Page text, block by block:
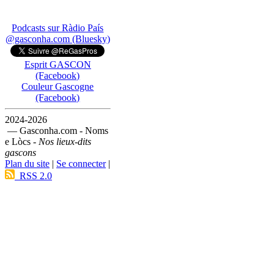
Podcasts sur Ràdio País
@gasconha.com (Bluesky)
Esprit GASCON
(Facebook)
Couleur Gascogne
(Facebook)
2024-2026
— Gasconha.com - Noms
e Lòcs - Nos lieux-dits
gascons
Plan du site | Se connecter|
RSS 2.0